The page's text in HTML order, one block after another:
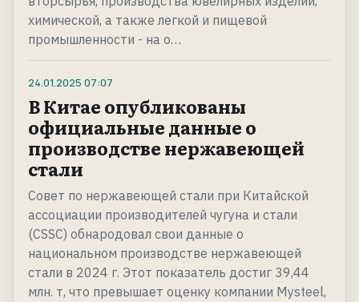
химической, а также легкой и пищевой
промышленности - на о…
24.01.2025 07:07
В Китае опубликованы
официальные данные о
производстве нержавеющей
стали
Совет по нержавеющей стали при Китайской
ассоциации производителей чугуна и стали
(CSSC) обнародовал свои данные о
национальном производстве нержавеющей
стали в 2024 г. Этот показатель достиг 39,44
млн. т, что превышает оценку компании Mysteel,